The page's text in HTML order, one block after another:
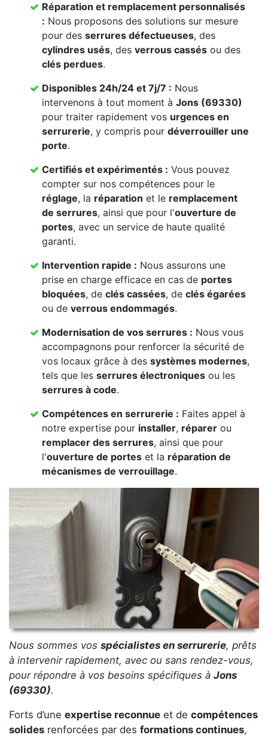
Réparation et remplacement personnalisés
: Nous proposons des solutions sur mesure
pour des serrures défectueuses, des
cylindres usés, des verrous cassés ou des
clés perdues.
Disponibles 24h/24 et 7j/7 : Nous
intervenons à tout moment à Jons (69330)
pour traiter rapidement vos urgences en
serrurerie, y compris pour déverrouiller une
porte.
Certifiés et expérimentés : Vous pouvez
compter sur nos compétences pour le
réglage, la réparation et le remplacement
de serrures, ainsi que pour l'ouverture de
portes, avec un service de haute qualité
garanti.
Intervention rapide : Nous assurons une
prise en charge efficace en cas de portes
bloquées, de clés cassées, de clés égarées
ou de verrous endommagés.
Modernisation de vos serrures : Nous vous
accompagnons pour renforcer la sécurité de
vos locaux grâce à des systèmes modernes,
tels que les serrures électroniques ou les
serrures à code.
Compétences en serrurerie : Faites appel à
notre expertise pour installer, réparer ou
remplacer des serrures, ainsi que pour
l'ouverture de portes et la réparation de
mécanismes de verrouillage.
Nous sommes vos spécialistes en serrurerie, prêts
à intervenir rapidement, avec ou sans rendez-vous,
pour répondre à vos besoins spécifiques à Jons
(69330).
Forts d’une expertise reconnue et de compétences
solides renforcées par des formations continues,